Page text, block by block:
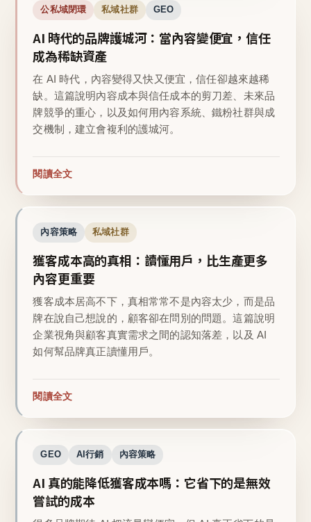
公私域閉環 私域社群 GEO
AI 時代的品牌護城河：當內容變便宜，信任
成為稀缺資產
在 AI 時代，內容變得又快又便宜，信任卻越來越稀
缺。這篇說明內容成本與信任成本的剪刀差、未來品
牌競爭的重心，以及如何用內容系統、鐵粉社群與成
交機制，建立會複利的護城河。
閱讀全文
內容策略 私域社群
獲客成本高的真相：讀懂用戶，比生產更多
內容更重要
獲客成本居高不下，真相常常不是內容太少，而是品
牌在說自己想說的，顧客卻在問別的問題。這篇說明
企業視角與顧客真實需求之間的認知落差，以及 AI
如何幫品牌真正讀懂用戶。
閱讀全文
GEO AI行銷 內容策略
AI 真的能降低獲客成本嗎：它省下的是無效
嘗試的成本